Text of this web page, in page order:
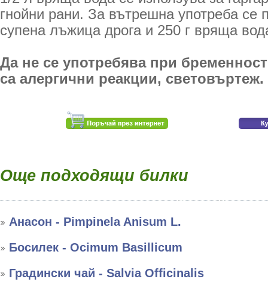
гнойни рани. За вътрешна употреба се
супена лъжица дрога и 250 г вряща
Да не се употребява при
са алергични реакции, световъртеж.
Още подходящи билки
Анасон - Pimpinela Anisum L.
Босилек - Ocimum Basillicum
Градински чай - Salvia Officinalis